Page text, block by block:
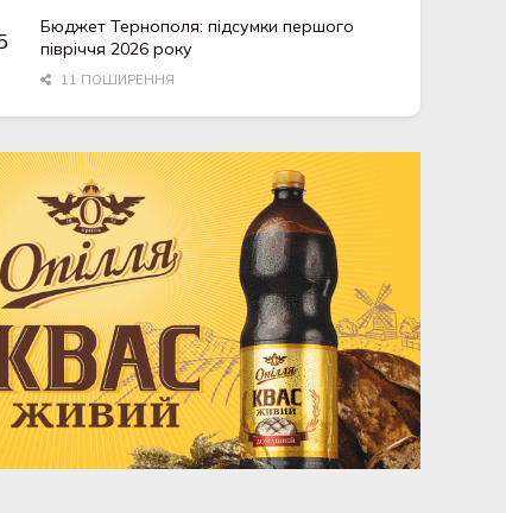
Бюджет Тернополя: підсумки першого
півріччя 2026 року
11 ПОШИРЕННЯ